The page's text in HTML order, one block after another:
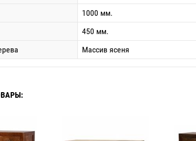
1000 мм.
450 мм.
Массив ясеня